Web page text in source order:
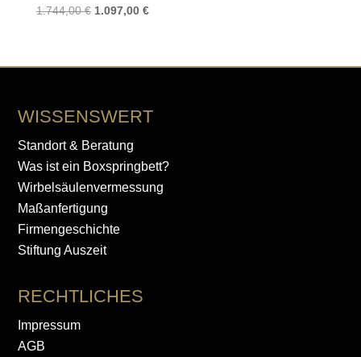
1.744,00€ Ursprünglicher
1.744,00 €
1.097,00 €Aktueller
1.097,00 €.
WISSENSWERT
Standort & Beratung
Was ist ein Boxspringbett?
Wirbelsäulenvermessung
Maßanfertigung
Firmengeschichte
Stiftung Auszeit
RECHTLICHES
Impressum
AGB